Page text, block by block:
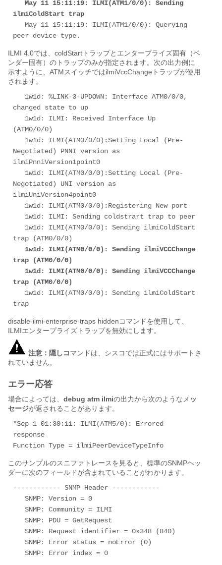
ilmiColdStart trap
peer device type.
ILMI 4.0では、coldStartトラップとエンタープライズ固有（ベ
ンダー固有）のトラップのみが指定されます。次の出力例に
示すように、ATMスイッチではilmiVccChangeトラップが使用
されます。
changed state to up
(ATM0/0/0)
Negotiated) PNNI version as
ilmiPnniVersion1point0
Negotiated) UNI version as
ilmiUniVersion4point0
trap (ATM0/0/0)
1w1d: ILMI(ATM0/0/0): Sending ilmiVCCChange
trap (ATM0/0/0)
trap (ATM0/0/0)
trap
disable-ilmi-enterprise-traps hiddenコマンドを使用して、
ILMIエンタープライズトラップを無効にします。
注意：隠しコマンドは、シスコでは正式にはサポートさ
れていません。
エラー応答
場合によっては、 debug atm ilmiの出力から次のようなメ ッ
セージが返されることがあります。
*Sep 1 01:30:11: ILMI(ATM5/0): Errored
response
Function Type = ilmiPeerDeviceTypeInfo
このサンプルのスニファトレースを見ると、標準のSNMPヘッ
ダーに次のフィールドが含まれていることがわかります。
------------ SNMP Header ------------
   SNMP: Error index = 0